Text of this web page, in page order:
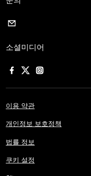
소셜미디어
이용 약관
개인정보 보호정책
법률 정보
쿠키 설정